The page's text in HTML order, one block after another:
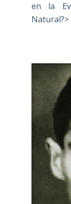
en la
Natural?>